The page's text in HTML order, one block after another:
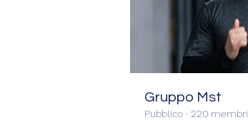
Gruppo Mst
Pubblico · 220 membri